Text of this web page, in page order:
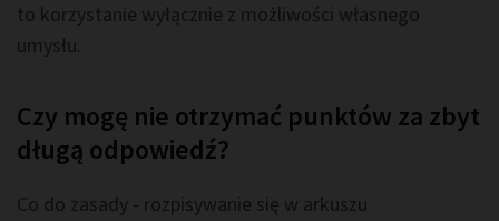
to korzystanie wyłącznie z możliwości własnego
umysłu.
Czy mogę nie otrzymać punktów za zbyt
długą odpowiedź?
Co do zasady - rozpisywanie się w arkuszu